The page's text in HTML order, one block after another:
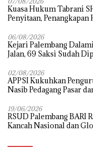
‎Kuasa Hukum Tabrani
Penyitaan,
06/08/2026
Kejari Palembang
Jalan, 69 Saksi Sudah
02/08/2026
APPSI Kukuhkan
Nasib Pedagang Pasar
19/06/2026
RSUD Palembang BARI
Kancah Nasional dan